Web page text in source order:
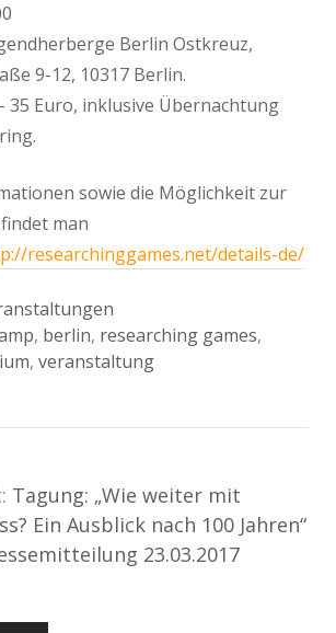
Berlin Ostkreuz,
9-12, 10317 Berlin.
35 Euro, inklusive Übernachtung
sowie die Möglichkeit zur
man
researchinggames.net/details-de/
, berlin, researching games,
, veranstaltung
Tagung: „Wie weiter mit
Ein Ausblick nach 100 Jahren“
23.03.2017